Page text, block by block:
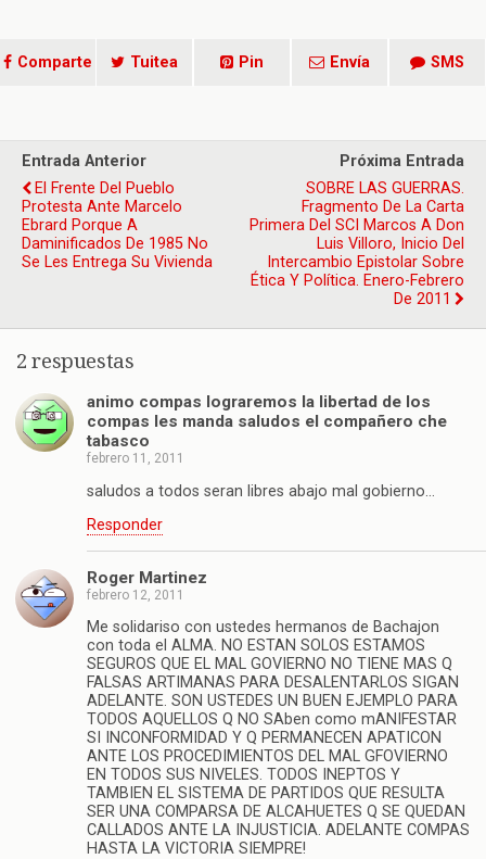
Comparte Tuitea Pin Envía SMS
Entrada Anterior
El Frente Del Pueblo
Protesta Ante Marcelo
Ebrard Porque A
Daminificados De 1985 No
Se Les Entrega Su Vivienda
Próxima Entrada
SOBRE LAS GUERRAS.
Fragmento De La Carta
Primera Del SCI Marcos A Don
Luis Villoro, Inicio Del
Intercambio Epistolar Sobre
Ética Y Política. Enero-Febrero
De 2011
2 respuestas
animo compas lograremos la libertad de los
compas les manda saludos el compañero che
tabasco
febrero 11, 2011
saludos a todos seran libres abajo mal gobierno…
Responder
Roger Martinez
febrero 12, 2011
Me solidariso con ustedes hermanos de Bachajon
con toda el ALMA. NO ESTAN SOLOS ESTAMOS
SEGUROS QUE EL MAL GOVIERNO NO TIENE MAS Q
FALSAS ARTIMANAS PARA DESALENTARLOS SIGAN
ADELANTE. SON USTEDES UN BUEN EJEMPLO PARA
TODOS AQUELLOS Q NO SAben como mANIFESTAR
SI INCONFORMIDAD Y Q PERMANECEN APATICON
ANTE LOS PROCEDIMIENTOS DEL MAL GFOVIERNO
EN TODOS SUS NIVELES. TODOS INEPTOS Y
TAMBIEN EL SISTEMA DE PARTIDOS QUE RESULTA
SER UNA COMPARSA DE ALCAHUETES Q SE QUEDAN
CALLADOS ANTE LA INJUSTICIA. ADELANTE COMPAS
HASTA LA VICTORIA SIEMPRE!